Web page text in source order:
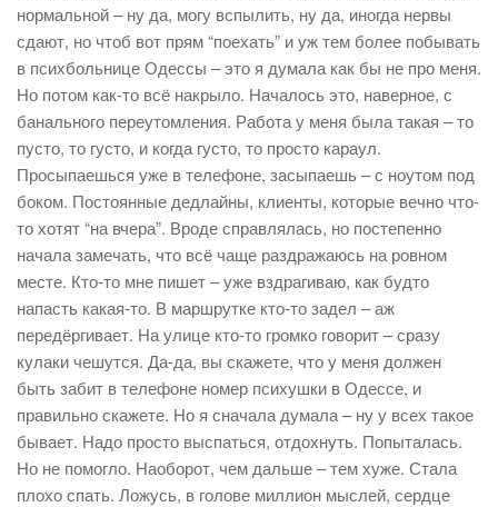
нормальной – ну да, могу вспылить, ну да, иногда нервы
сдают, но чтоб вот прям “поехать” и уж тем более побывать
в психбольнице Одессы – это я думала как бы не про меня.
Но потом как-то всё накрыло. Началось это, наверное, с
банального переутомления. Работа у меня была такая – то
пусто, то густо, и когда густо, то просто караул.
Просыпаешься уже в телефоне, засыпаешь – с ноутом под
боком. Постоянные дедлайны, клиенты, которые вечно что-
то хотят “на вчера”. Вроде справлялась, но постепенно
начала замечать, что всё чаще раздражаюсь на ровном
месте. Кто-то мне пишет – уже вздрагиваю, как будто
напасть какая-то. В маршрутке кто-то задел – аж
передёргивает. На улице кто-то громко говорит – сразу
кулаки чешутся. Да-да, вы скажете, что у меня должен
быть забит в телефоне номер психушки в Одессе, и
правильно скажете. Но я сначала думала – ну у всех такое
бывает. Надо просто выспаться, отдохнуть. Попыталась.
Но не помогло. Наоборот, чем дальше – тем хуже. Стала
плохо спать. Ложусь, в голове миллион мыслей, сердце